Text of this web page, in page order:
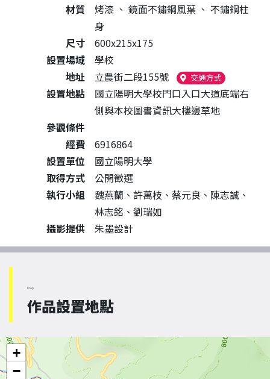
材質
烤漆 、 鏡面不鏽鋼風葉 、 不鏽鋼柱
身
尺寸
600x215x175
設置場域
學校
地址
立農街二段155號 交通方式（另開新視窗
設置地點
國立陽明大學校門口入口大道底端右
側與本校圖書資訊大樓邊草地
參觀條件
經費
6916864
設置單位
國立陽明大學
取得方式
公開徵選
執行小組
魏燕蘭、許萬枝、蔡元良、陳志誠、
林志銘、劉瑞如
攝影提供
朱墨設計
Map
作品設置地點
+
−